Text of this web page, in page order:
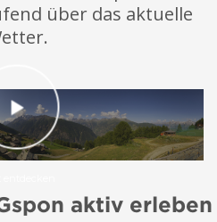
über das aktuelle
aktiv erleben